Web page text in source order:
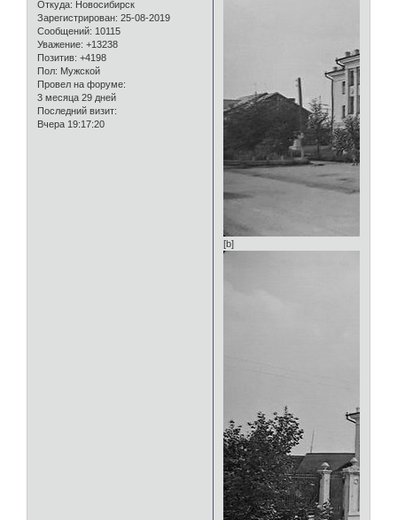
Откуда: Новосибирск
Зарегистрирован: 25-08-2019
Сообщений: 10115
Уважение: +13238
Позитив: +4198
Пол: Мужской
Провел на форуме:
3 месяца 29 дней
Последний визит:
Вчера 19:17:20
[b]